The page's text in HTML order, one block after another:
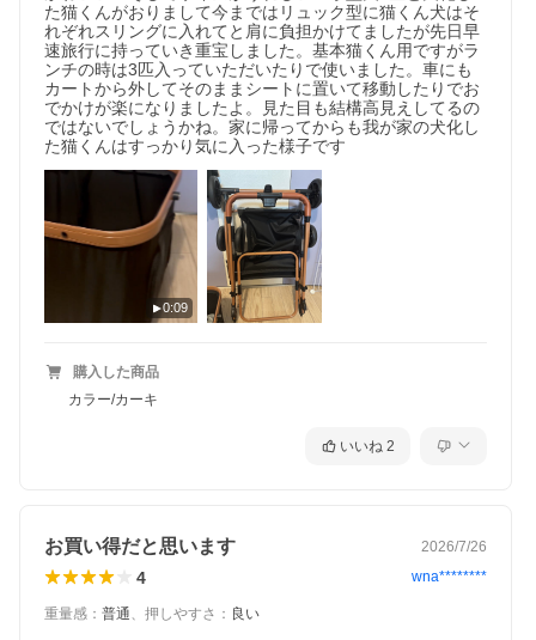
た猫くんがおりまして今まではリュック型に猫くん犬はそ
れぞれスリングに入れてと肩に負担かけてましたが先日早
速旅行に持っていき重宝しました。基本猫くん用ですがラ
ンチの時は3匹入っていただいたりで使いました。車にも
カートから外してそのままシートに置いて移動したりでお
でかけが楽になりましたよ。見た目も結構高見えしてるの
ではないでしょうかね。家に帰ってからも我が家の犬化し
た猫くんはすっかり気に入った様子です
0:09
購入した商品
カラー/カーキ
いいね 2
お買い得だと思います 2026/7/26
4 wna********
重量感 ： 普通、 押しやすさ ： 良い